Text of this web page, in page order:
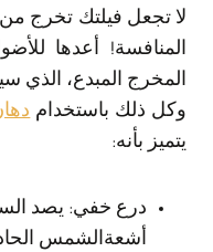
لا تجعل فيلتك تخرج من
المنافسة! أعدها
المخرج المبدع، الذي
وكل ذلك باستخدام
يتميز بأنه:
درع خفي: يصد
أشعةالشمس